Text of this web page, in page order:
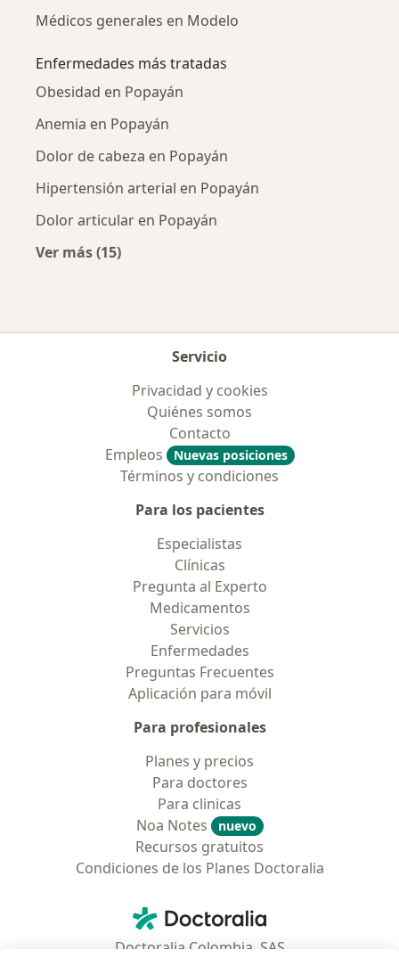
Médicos generales en Modelo
Enfermedades más tratadas
Obesidad en Popayán
Anemia en Popayán
Dolor de cabeza en Popayán
Hipertensión arterial en Popayán
Dolor articular en Popayán
Ver más (15)
Servicio
Privacidad y cookies
Quiénes somos
Contacto
Empleos
Nuevas posiciones
Términos y condiciones
Para los pacientes
Especialistas
Clínicas
Pregunta al Experto
Medicamentos
Servicios
Enfermedades
Preguntas Frecuentes
Aplicación para móvil
Para profesionales
Planes y precios
Para doctores
Para clinicas
Noa Notes
nuevo
Recursos gratuitos
Condiciones de los Planes Doctoralia
Doctoralia - Página de inicio
Doctoralia Colombia, SAS